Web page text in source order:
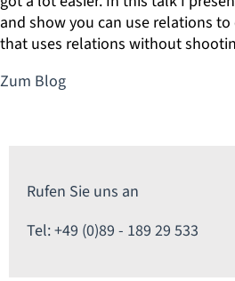
and show you can use relations
that uses relations without
Zum Blog
Rufen Sie uns an
Tel: +49 (0)89 - 189 29 533